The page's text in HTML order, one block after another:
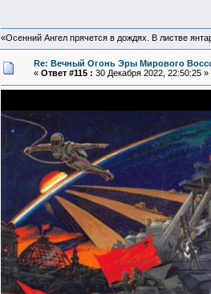
«Осенний Ангел прячется в дождях. В листве
Re: Вечный Огонь Эры Мирового
« Ответ #115 : 30 Декабря 2022, 22:50:25 »